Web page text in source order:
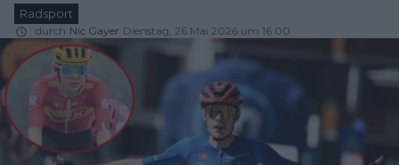
Radsport
durch Nic Gayer Dienstag, 26 Mai 2026 um 16:00